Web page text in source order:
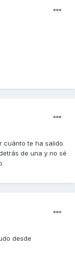
cuánto te ha salido
de una y no sé
desde